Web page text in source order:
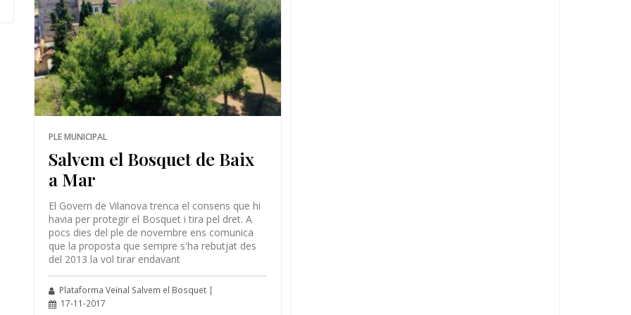
PLE MUNICIPAL
Salvem el Bosquet de Baix
a Mar
El Govern de Vilanova trenca el consens que hi
havia per protegir el Bosquet i tira pel dret. A
pocs dies del ple de novembre ens comunica
que la proposta que sempre s'ha rebutjat des
del 2013 la vol tirar endavant
Plataforma Veïnal Salvem el Bosquet |
17-11-2017